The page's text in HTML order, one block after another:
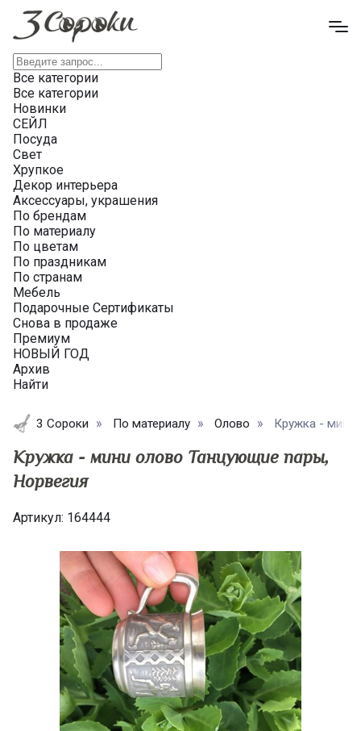
Все категории
Все категории
Новинки
СЕЙЛ
Посуда
Свет
Хрупкое
Декор интерьера
Аксессуары, украшения
По брендам
По материалу
По цветам
По праздникам
По странам
Мебель
Подарочные Сертификаты
Снова в продаже
Премиум
НОВЫЙ ГОД
Архив
Найти
3 Сороки По материалу Олово Кружка - мини
Кружка - мини олово Танцующие пары,
Норвегия
Артикул: 164444